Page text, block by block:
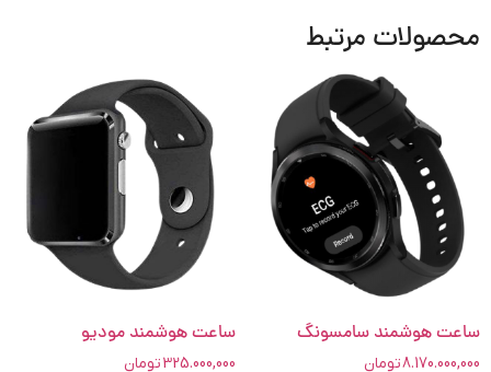
محصولات مرتبط
ساعت هوشمند سامسونگ
8.170.000,000تومان
ساعت هوشمند مودیو
325.000,000تومان